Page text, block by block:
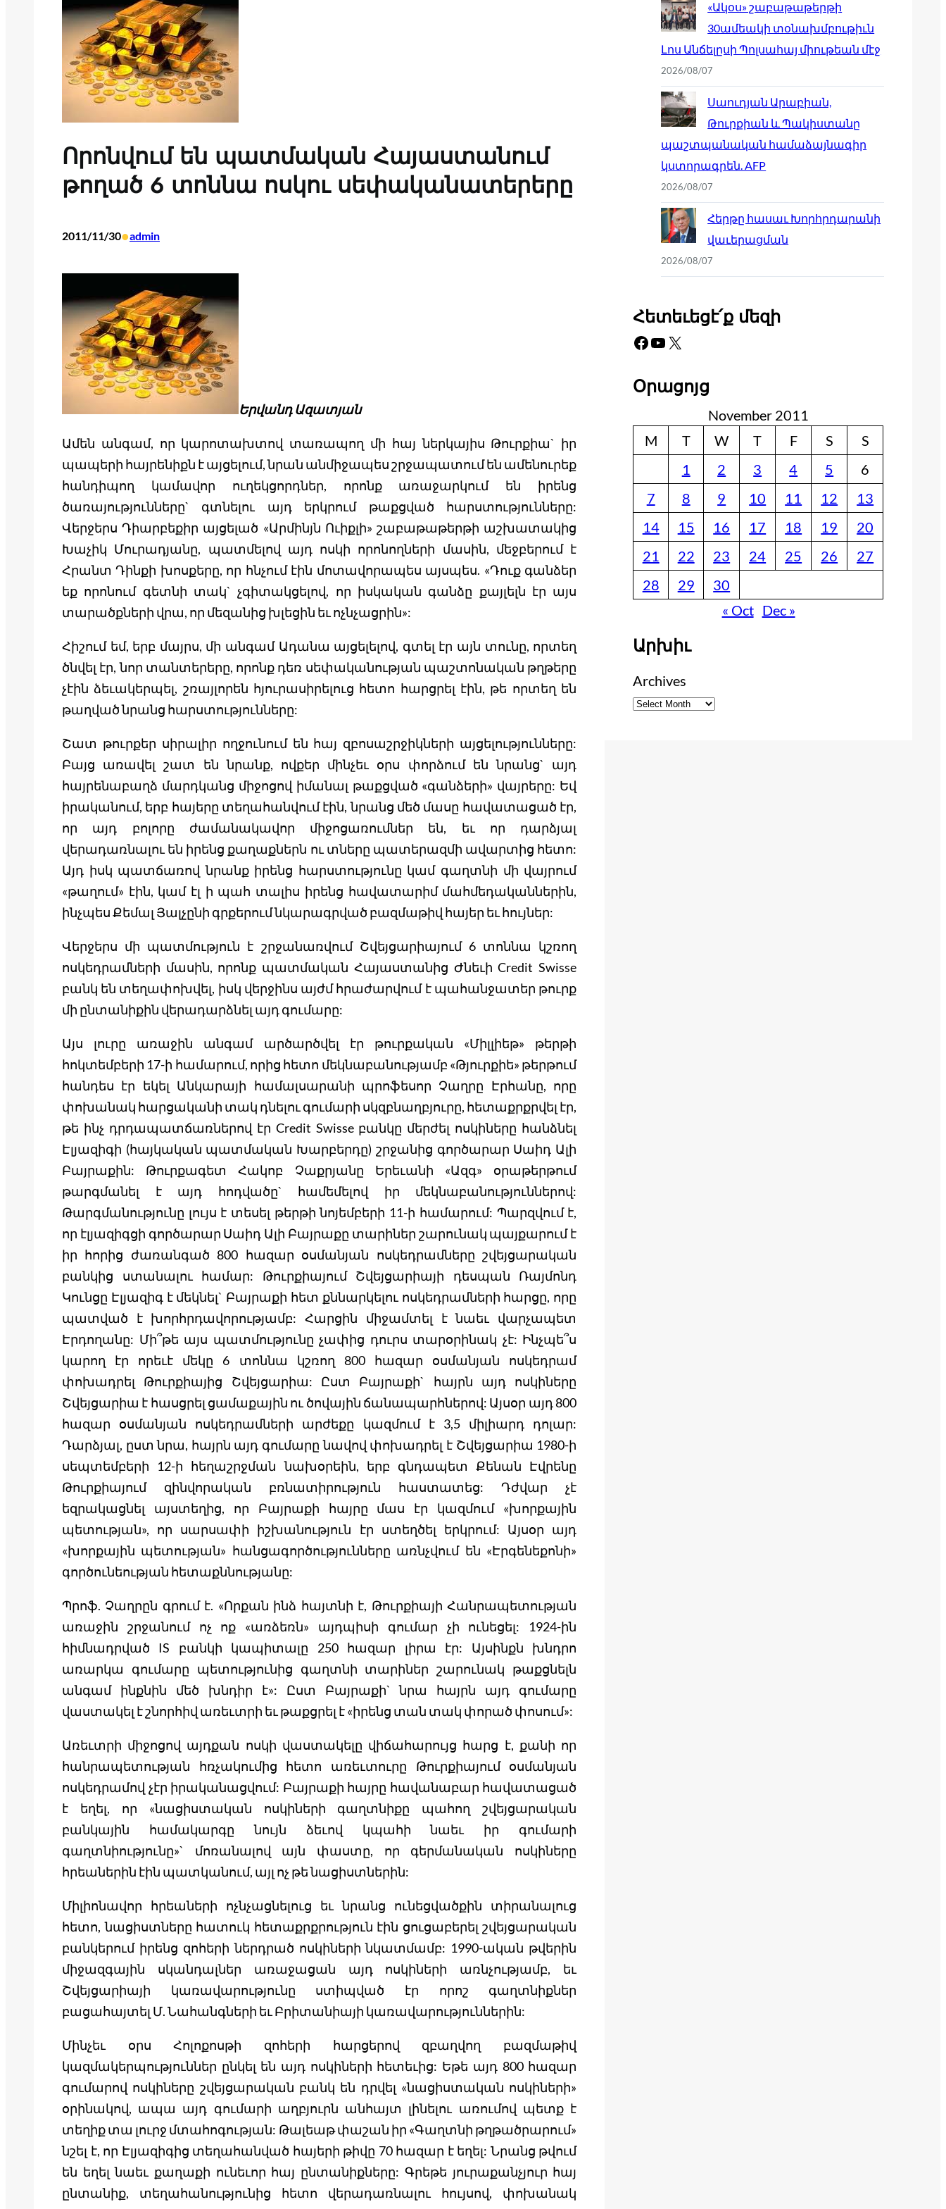
Որոնվում են պատմական Հայաստանում
թողած 6 տոննա ոսկու սեփականատերերը
2011/11/30•admin
Երվանդ Ազատյան
Ամեն անգամ, որ կարոտախտով տառապող մի հայ ներկայիս Թուրքիա` իր
պապերի հայրենիքն է այցելում, նրան անմիջապես շրջապատում են ամենուրեք
հանդիպող կամավոր ուղեկցորդներ, որոնք առաջարկում են իրենց
ծառայությունները` գտնելու այդ երկրում թաքցված հարստությունները:
Վերջերս Դիարբեքիր այցելած «Արմինյն Ուիքլի» շաբաթաթերթի աշխատակից
Խաչիկ Մուրադյանը, պատմելով այդ ոսկի որոնողների մասին, մեջբերում է
Հրանտ Դինքի խոսքերը, որ հնչում էին մոտավորապես այսպես. «Դուք գանձեր
եք որոնում գետնի տակ` չգիտակցելով, որ իսկական գանձը քայլելն էր այս
տարածքների վրա, որ մեզանից խլեցին եւ ոչնչացրին»:
Հիշում եմ, երբ մայրս, մի անգամ Ադանա այցելելով, գտել էր այն տունը, որտեղ
ծնվել էր, նոր տանտերերը, որոնք դեռ սեփականության պաշտոնական թղթերը
չէին ձեւակերպել, շռայլորեն հյուրասիրելուց հետո հարցրել էին, թե որտեղ են
թաղված նրանց հարստությունները:
Շատ թուրքեր սիրալիր ողջունում են հայ զբոսաշրջիկների այցելությունները:
Բայց առավել շատ են նրանք, ովքեր մինչեւ օրս փորձում են նրանց` այդ
հայրենաբաղձ մարդկանց միջոցով իմանալ թաքցված «գանձերի» վայրերը: Եվ
իրականում, երբ հայերը տեղահանվում էին, նրանց մեծ մասը հավատացած էր,
որ այդ բոլորը ժամանակավոր միջոցառումներ են, եւ որ դարձյալ
վերադառնալու են իրենց քաղաքներն ու տները պատերազմի ավարտից հետո:
Այդ իսկ պատճառով նրանք իրենց հարստությունը կամ գաղտնի մի վայրում
«թաղում» էին, կամ էլ ի պահ տալիս իրենց հավատարիմ մահմեդականներին,
ինչպես Քեմալ Յալչընի գրքերում նկարագրված բազմաթիվ հայեր եւ հույներ:
Վերջերս մի պատմություն է շրջանառվում Շվեյցարիայում 6 տոննա կշռող
ոսկեդրամների մասին, որոնք պատմական Հայաստանից Ժնեւի Credit Swisse
բանկ են տեղափոխվել, իսկ վերջինս այժմ հրաժարվում է պահանջատեր թուրք
մի ընտանիքին վերադարձնել այդ գումարը:
Այս լուրը առաջին անգամ արծարծվել էր թուրքական «Միլլիեթ» թերթի
հոկտեմբերի 17-ի համարում, որից հետո մեկնաբանությամբ «Թյուրքիե» թերթում
հանդես էր եկել Անկարայի համալսարանի պրոֆեսոր Չաղրը Էրհանը, որը
փոխանակ հարցականի տակ դնելու գումարի սկզբնաղբյուրը, հետաքրքրվել էր,
թե ինչ դրդապատճառներով էր Credit Swisse բանկը մերժել ոսկիները հանձնել
Էլյազիգի (հայկական պատմական Խարբերդը) շրջանից գործարար Սաիդ Ալի
Բայրաքին: Թուրքագետ Հակոբ Չաքրյանը Երեւանի «Ազգ» օրաթերթում
թարգմանել է այդ հոդվածը` համեմելով իր մեկնաբանություններով:
Թարգմանությունը լույս է տեսել թերթի նոյեմբերի 11-ի համարում: Պարզվում է,
որ էլյազիգցի գործարար Սաիդ Ալի Բայրաքը տարիներ շարունակ պայքարում է
իր հորից ժառանգած 800 հազար օսմանյան ոսկեդրամները շվեյցարական
բանկից ստանալու համար: Թուրքիայում Շվեյցարիայի դեսպան Ռայմոնդ
Կունցը Էլյազիգ է մեկնել` Բայրաքի հետ քննարկելու ոսկեդրամների հարցը, որը
պատված է խորհրդավորությամբ: Հարցին միջամտել է նաեւ վարչապետ
Էրդողանը: Մի՞թե այս պատմությունը չափից դուրս տարօրինակ չէ: Ինչպե՞ս
կարող էր որեւէ մեկը 6 տոննա կշռող 800 հազար օսմանյան ոսկեդրամ
փոխադրել Թուրքիայից Շվեյցարիա: Ըստ Բայրաքի` հայրն այդ ոսկիները
Շվեյցարիա է հասցրել ցամաքային ու ծովային ճանապարհներով: Այսօր այդ 800
հազար օսմանյան ոսկեդրամների արժեքը կազմում է 3,5 միլիարդ դոլար:
Դարձյալ, ըստ նրա, հայրն այդ գումարը նավով փոխադրել է Շվեյցարիա 1980-ի
սեպտեմբերի 12-ի հեղաշրջման նախօրեին, երբ գնդապետ Քենան Էվրենը
Թուրքիայում զինվորական բռնատիրություն հաստատեց: Դժվար չէ
եզրակացնել այստեղից, որ Բայրաքի հայրը մաս էր կազմում «խորքային
պետության», որ սարսափի իշխանություն էր ստեղծել երկրում: Այսօր այդ
«խորքային պետության» հանցագործությունները առնչվում են «Էրգենեքոնի»
գործունեության հետաքննությանը:
Պրոֆ. Չաղրըն գրում է. «Որքան ինձ հայտնի է, Թուրքիայի Հանրապետության
առաջին շրջանում ոչ ոք «առձեռն» այդպիսի գումար չի ունեցել: 1924-ին
հիմնադրված IS բանկի կապիտալը 250 հազար լիրա էր: Այսինքն խնդրո
առարկա գումարը պետությունից գաղտնի տարիներ շարունակ թաքցնելն
անգամ ինքնին մեծ խնդիր է»: Ըստ Բայրաքի` նրա հայրն այդ գումարը
վաստակել է շնորհիվ առեւտրի եւ թաքցրել է «իրենց տան տակ փորած փոսում»:
Առեւտրի միջոցով այդքան ոսկի վաստակելը վիճահարույց հարց է, քանի որ
հանրապետության հռչակումից հետո առեւտուրը Թուրքիայում օսմանյան
ոսկեդրամով չէր իրականացվում: Բայրաքի հայրը հավանաբար հավատացած
է եղել, որ «նացիստական ոսկիների գաղտնիքը պահող շվեյցարական
բանկային համակարգը նույն ձեւով կպահի նաեւ իր գումարի
գաղտնիությունը»` մոռանալով այն փաստը, որ գերմանական ոսկիները
հրեաներին էին պատկանում, այլ ոչ թե նացիստներին:
Միլիոնավոր հրեաների ոչնչացնելուց եւ նրանց ունեցվածքին տիրանալուց
հետո, նացիստները հատուկ հետաքրքրություն էին ցուցաբերել շվեյցարական
բանկերում իրենց զոհերի ներդրած ոսկիների նկատմամբ: 1990-ական թվերին
միջազգային սկանդալներ առաջացան այդ ոսկիների առնչությամբ, եւ
Շվեյցարիայի կառավարությունը ստիպված էր որոշ գաղտնիքներ
բացահայտել Մ. Նահանգների եւ Բրիտանիայի կառավարություններին:
Մինչեւ օրս Հոլոքոսթի զոհերի հարցերով զբաղվող բազմաթիվ
կազմակերպություններ ընկել են այդ ոսկիների հետեւից: Եթե այդ 800 հազար
գումարով ոսկիները շվեյցարական բանկ են դրվել «նացիստական ոսկիների»
օրինակով, ապա այդ գումարի աղբյուրն անհայտ լինելու առումով պետք է
տեղիք տա լուրջ մտահոգության: Թալեաթ փաշան իր «Գաղտնի թղթածրարում»
նշել է, որ Էլյազիգից տեղահանված հայերի թիվը 70 հազար է եղել: Նրանց թվում
են եղել նաեւ քաղաքի ունեւոր հայ ընտանիքները: Գրեթե յուրաքանչյուր հայ
ընտանիք, տեղահանությունից հետո վերադառնալու հույսով, փոխանակ
«Ակօս» շաբաթաթերթի
30ամեակի տօնախմբութիւն
Լոս Անճելըսի Պոլսահայ միութեան մէջ
2026/08/07
Սաուդյան Արաբիան,
Թուրքիան և Պակիստանը
պաշտպանական համաձայնագիր
կստորագրեն. AFP
2026/08/07
Հերթը հասաւ Խորհրդարանի
վաւերացման
2026/08/07
Հետեւեցէ՛ք մեզի
Facebook YouTube X
Օրացոյց
November 2011
M
T W T F S
S
1
2 3 4 5
6
7
8 9 10 11 12
13
14
15 16 17 18 19
20
21
22 23 24 25 26
27
28
29
30
« Oct Dec »
Արխիւ
Archives